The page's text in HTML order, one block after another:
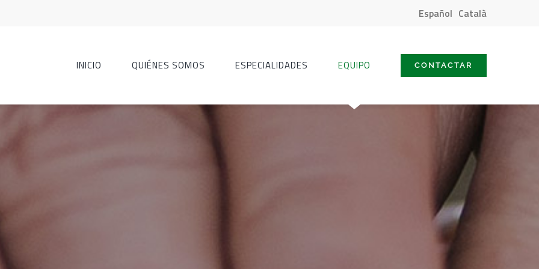
Español Català
INICIO QUIÉNES SOMOS ESPECIALIDADES EQUIPO CONTACTAR